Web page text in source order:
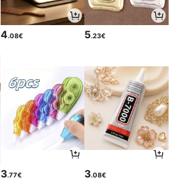
4.08€ 5.23€
3.77€ 3.08€